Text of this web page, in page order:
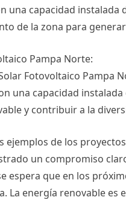
una capacidad
de la zona para
Pampa Norte:
Fotovoltaico Pampa
una capacidad
y contribuir a la
ejemplos de los
un compromiso
espera que en los
La energía renovable